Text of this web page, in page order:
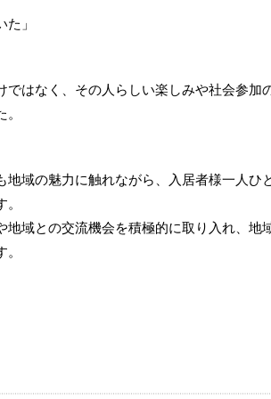
」
はなく、その人らしい楽しみや社会参加
域の魅力に触れながら、入居者様一人ひ
域との交流機会を積極的に取り入れ、地